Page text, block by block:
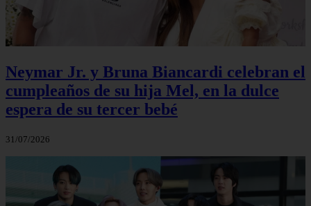
Neymar Jr. y Bruna Biancardi celebran el
cumpleaños de su hija Mel, en la dulce
espera de su tercer bebé
31/07/2026